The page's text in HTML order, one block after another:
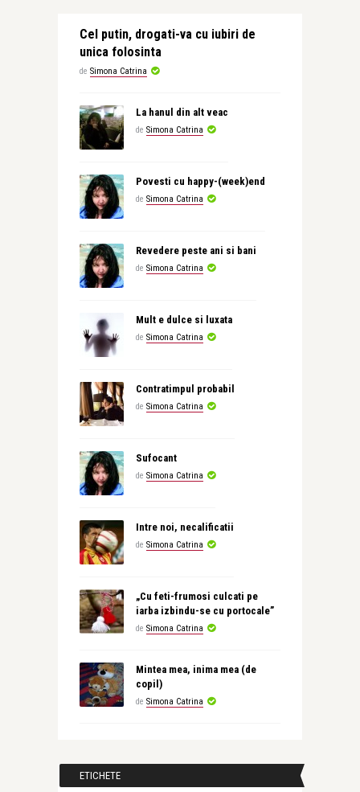
Cel putin, drogati-va cu iubiri de
unica folosinta
de Simona Catrina
La hanul din alt veac
de Simona Catrina
Povesti cu happy-(week)end
de Simona Catrina
Revedere peste ani si bani
de Simona Catrina
Mult e dulce si luxata
de Simona Catrina
Contratimpul probabil
de Simona Catrina
Sufocant
de Simona Catrina
Intre noi, necalificatii
de Simona Catrina
„Cu feti-frumosi culcati pe
iarba izbindu-se cu portocale”
de Simona Catrina
Mintea mea, inima mea (de
copil)
de Simona Catrina
ETICHETE